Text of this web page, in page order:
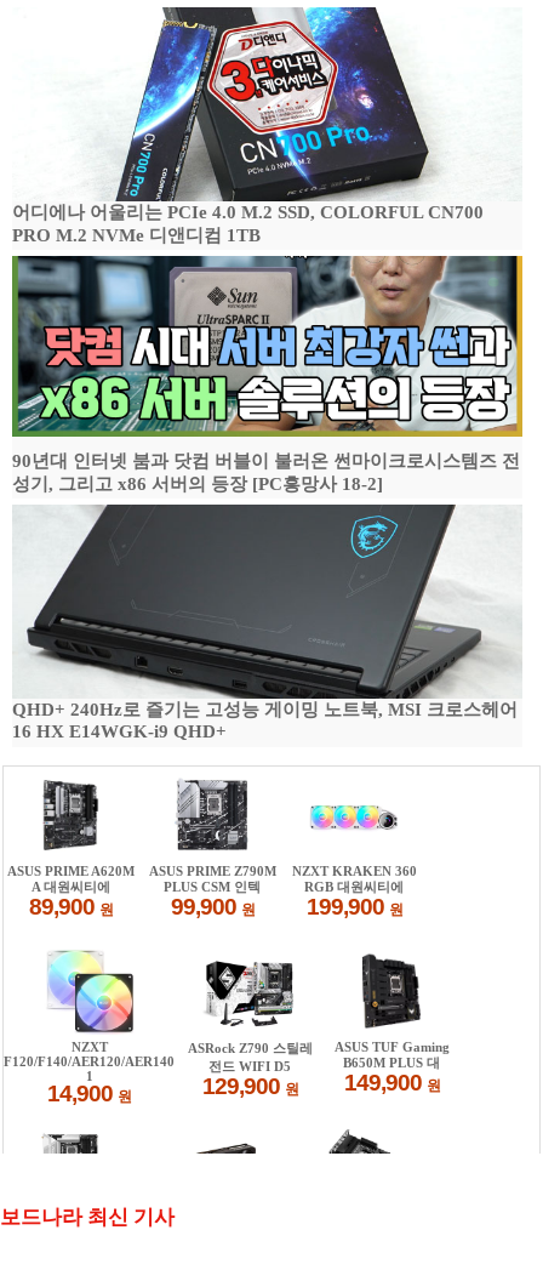
어디에나 어울리는 PCIe 4.0 M.2 SSD, COLORFUL CN700
PRO M.2 NVMe 디앤디컴 1TB
90년대 인터넷 붐과 닷컴 버블이 불러온 썬마이크로시스템즈 전
성기, 그리고 x86 서버의 등장 [PC흥망사 18-2]
QHD+ 240Hz로 즐기는 고성능 게이밍 노트북, MSI 크로스헤어
16 HX E14WGK-i9 QHD+
보드나라 최신 기사